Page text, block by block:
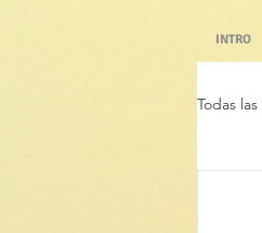
Todas
INTRO